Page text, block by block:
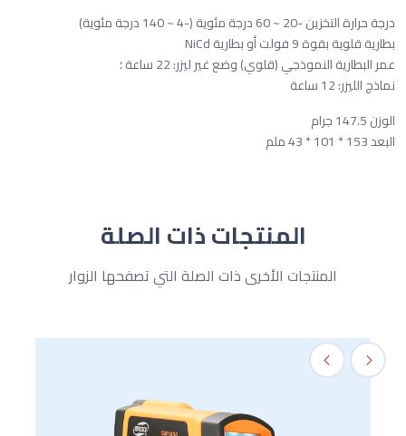
درجة حرارة التخزين -20 ~ 60 درجة مئوية (-4 ~ 140 درجة مئوية)
بطارية قلوية بقوة 9 فولت أو بطارية NiCd
عمر البطارية النموذجي (قلوي) وضع غير ليزر: 22 ساعة ؛
نماذج الليزر: 12 ساعة
الوزن 147.5 جرام
البعد 153 * 101 * 43 ملم
المنتجات ذات الصلة
المنتجات الأخرى ذات الصلة التي تصفحها الزوار